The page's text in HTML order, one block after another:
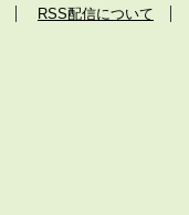
RSS配信について